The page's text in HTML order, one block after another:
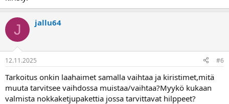
J jallu64
12.11.2025 #6
Tarkoitus onkin laahaimet samalla vaihtaa ja kiristimet,mitä
muuta tarvitsee vaihdossa muistaa/vaihtaa?Myykö kukaan
valmista nokkaketjupakettia jossa tarvittavat hilppeet?